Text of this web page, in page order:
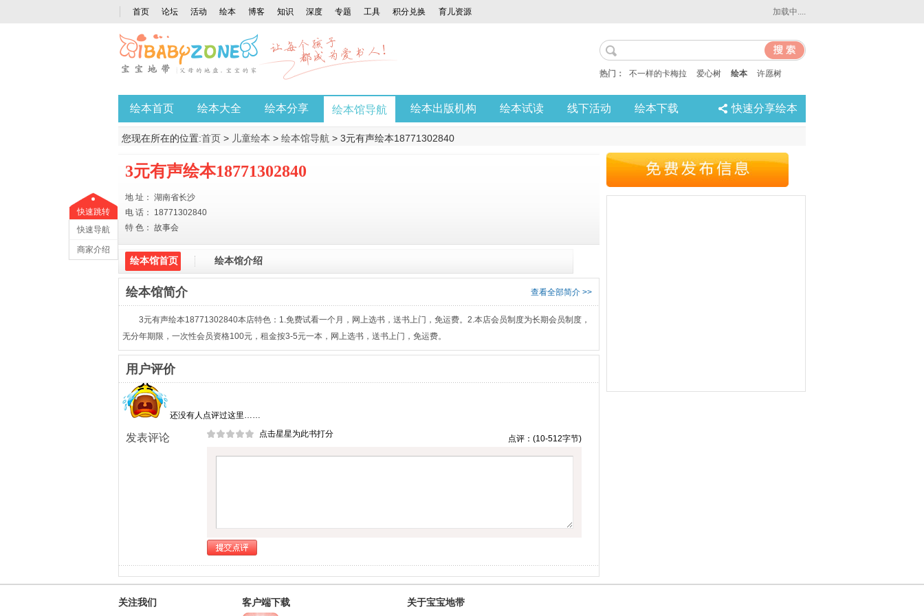
首页 论坛 活动 绘本 博客 知识 深度 专题 工具 积分兑换 育儿资源 加载中....
热门： 不一样的卡梅拉 爱心树 绘本 许愿树
绘本首页 绘本大全 绘本分享 绘本馆导航 绘本出版机构 绘本试读 线下活动 绘本下载 快速分享绘本
您现在所在的位置:首页 > 儿童绘本 > 绘本馆导航 > 3元有声绘本18771302840
3元有声绘本18771302840
地 址： 湖南省长沙
电 话： 18771302840
特 色： 故事会
绘本馆首页 绘本馆介绍
绘本馆简介 查看全部简介 >>
3元有声绘本18771302840本店特色：1.免费试看一个月，网上选书，送书上门，免运费。2.本店会员制度为长期会员制度，
无分年期限，一次性会员资格100元，租金按3-5元一本，网上选书，送书上门，免运费。
用户评价
还没有人点评过这里……
发表评论 点击星星为此书打分 点评：(10-512字节)
快速跳转
快速导航
商家介绍
关注我们 客户端下载 关于宝宝地带